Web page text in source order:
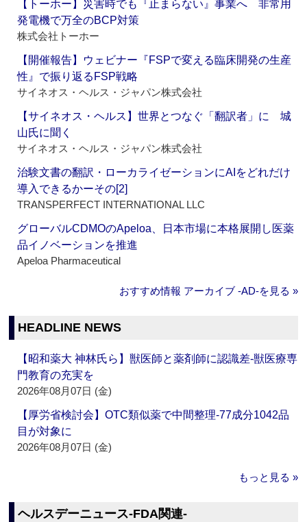
【トーホー】災害時でも『止まらない』事業へ 非常用
発電機で万全のBCP対策
株式会社トーホー
【開催報告】ウェビナー『FSPで変える臨床開発の生産
性』で振り返るFSP戦略
サイネオス・ヘルス・ジャパン株式会社
【サイネオス・ヘルス】世界とつなぐ「翻訳者」に 城
山氏に聞く
サイネオス・ヘルス・ジャパン株式会社
治験文書の翻訳・ローカライゼーションにAIをどれだけ
導入できるかーその[2]
TRANSPERFECT INTERNATIONAL LLC
グローバルCDMOのApeloa、日本市場に本格展開し医薬
品イノベーションを推進
Apeloa Pharmaceutical
おすすめ情報 アーカイブ ‐AD‐を見る »
HEADLINE NEWS
【昭和薬大 神林氏ら】獣医師と薬剤師に認識差‐獣医療専
門教育の充実を
2026年08月07日 (金)
【厚労省検討会】OTC類似薬で中間整理‐77成分1042品
目が対象に
2026年08月07日 (金)
もっと見る »
ヘルスデーニュース‐FDA関連‐